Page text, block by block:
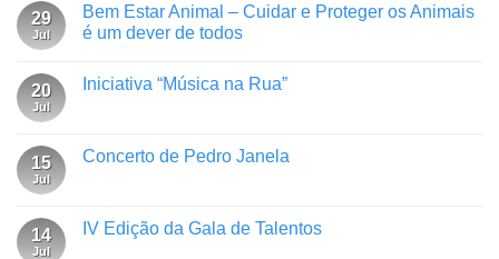
29
Jul
Bem Estar Animal – Cuidar e Proteger os Animais
é um dever de todos
20
Jul
Iniciativa “Música na Rua”
15
Jul
Concerto de Pedro Janela
14
Jul
IV Edição da Gala de Talentos